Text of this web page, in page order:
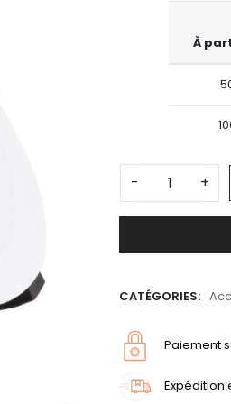
À
- +
CATÉGORIES:
Paiement
Expédition